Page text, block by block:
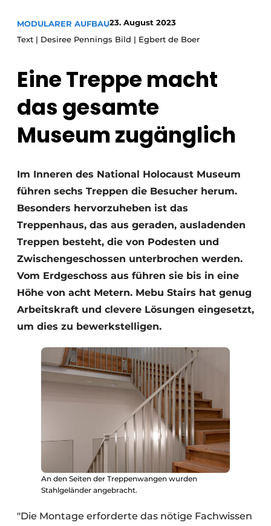
Datenschutz / Cookie-Erklärung
Ein Stellenangebot registrieren
Videos
Modularer Aufbau
MODULARER AUFBAU23. August 2023
Text | Desiree Pennings Bild | Egbert de Boer
Eine Treppe macht
das gesamte
Museum zugänglich
Im Inneren des National Holocaust Museum
führen sechs Treppen die Besucher herum.
Besonders hervorzuheben ist das
Treppenhaus, das aus geraden, ausladenden
Treppen besteht, die von Podesten und
Zwischengeschossen unterbrochen werden.
Vom Erdgeschoss aus führen sie bis in eine
Höhe von acht Metern. Mebu Stairs hat genug
Arbeitskraft und clevere Lösungen eingesetzt,
um dies zu bewerkstelligen.
An den Seiten der Treppenwangen wurden
Stahlgeländer angebracht.
"Die Montage erforderte das nötige Fachwissen